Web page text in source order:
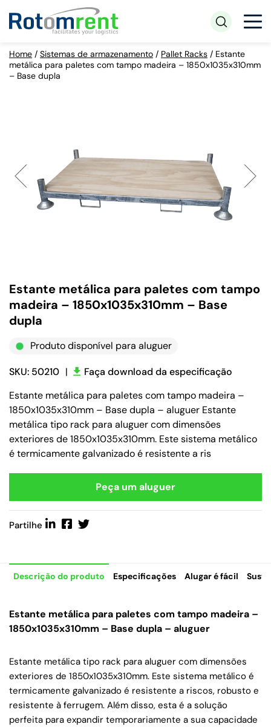
Home / Sistemas de armazenamento / Pallet Racks / Estante
metálica para paletes com tampo madeira – 1850x1035x310mm
– Base dupla
Estante metálica para paletes com tampo
madeira – 1850x1035x310mm – Base
dupla
Produto disponível para aluguer
SKU: 50210 |
Faça download da especificação
Estante metálica para paletes com tampo madeira –
1850x1035x310mm – Base dupla – aluguer Estante
metálica tipo rack para aluguer com dimensões
exteriores de 1850x1035x310mm. Este sistema metálico
é termicamente galvanizado é resistente a ris
Peça um aluguer
Partilhe
Descrição do produto Especificações Alugar é fácil
Estante metálica para paletes com tampo madeira –
1850x1035x310mm – Base dupla – aluguer
Estante metálica tipo rack para aluguer com dimensões
exteriores de 1850x1035x310mm. Este sistema metálico é
termicamente galvanizado é resistente a riscos, robusto e
resistente à ferrugem. Além disso, esta é a solução
perfeita para expandir temporariamente a sua capacidade